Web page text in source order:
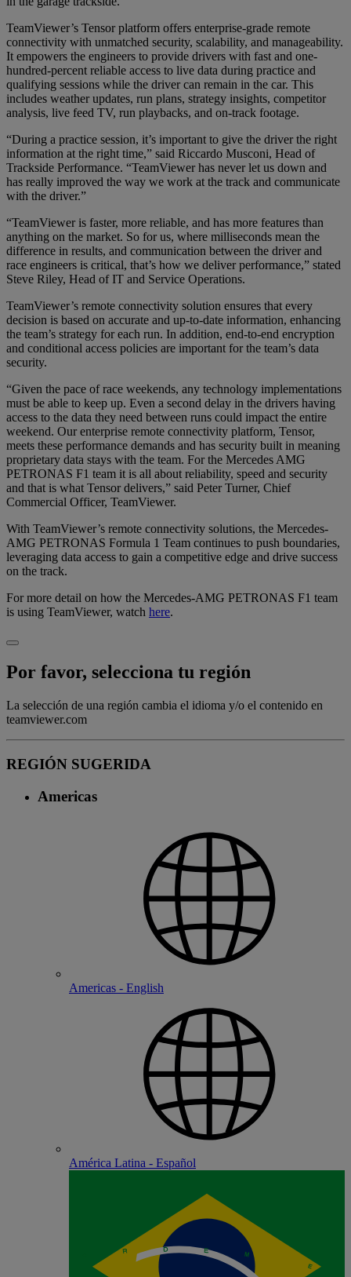
TeamViewer’s Tensor platform offers enterprise-grade remote
connectivity with unmatched security, scalability, and manageability.
It empowers the engineers to provide drivers with fast and one-
hundred-percent reliable access to live data during practice and
qualifying sessions while the driver can remain in the car. This
includes weather updates, run plans, strategy insights, competitor
analysis, live feed TV, run playbacks, and on-track footage.
“During a practice session, it’s important to give the driver the right
information at the right time,” said Riccardo Musconi, Head of
Trackside Performance. “TeamViewer has never let us down and
has really improved the way we work at the track and communicate
with the driver.”
“TeamViewer is faster, more reliable, and has more features than
anything on the market. So for us, where milliseconds mean the
difference in results, and communication between the driver and
race engineers is critical, that’s how we deliver performance,” stated
Steve Riley, Head of IT and Service Operations.
TeamViewer’s remote connectivity solution ensures that every
decision is based on accurate and up-to-date information, enhancing
the team’s strategy for each run. In addition, end-to-end encryption
and conditional access policies are important for the team’s data
security.
“Given the pace of race weekends, any technology implementations
must be able to keep up. Even a second delay in the drivers having
access to the data they need between runs could impact the entire
weekend. Our enterprise remote connectivity platform, Tensor,
meets these performance demands and has security built in meaning
proprietary data stays with the team. For the Mercedes AMG
PETRONAS F1 team it is all about reliability, speed and security
and that is what Tensor delivers,” said Peter Turner, Chief
Commercial Officer, TeamViewer.
With TeamViewer’s remote connectivity solutions, the Mercedes-
AMG PETRONAS Formula 1 Team continues to push boundaries,
leveraging data access to gain a competitive edge and drive success
on the track.
For more detail on how the Mercedes-AMG PETRONAS F1 team
is using TeamViewer, watch here.
Por favor, selecciona tu región
La selección de una región cambia el idioma y/o el contenido en
teamviewer.com
REGIÓN SUGERIDA
Americas
Americas - English
América Latina - Español